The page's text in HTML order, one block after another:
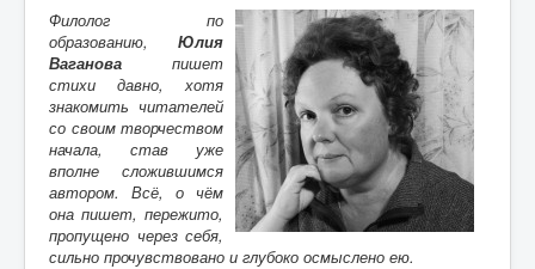
Филолог по
образованию, Юлия
Ваганова пишет
стихи давно, хотя
знакомить читателей
со своим творчеством
начала, став уже
вполне сложившимся
автором. Всё, о чём
она пишет, пережито,
пропущено через себя,
сильно прочувствовано и глубоко осмыслено ею.